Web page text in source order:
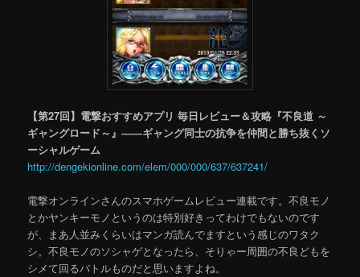
【第27回】電撃おすすめアプリ 毎日レビュー＆攻略『不良道 ～
ギャングロード～』――ギャング同士の抗争を仲間と勝ち抜くソ
ーシャルゲーム
http://dengekionline.com/elem/000/000/637/637241/
電撃オンラインさんのスマホゲームレビュー連載です。不良モノ
とかヤンキーモノというのは特別好きってわけでもないのです
が、まあ人並みくらいはマンガ読んでますという感じのワタク
シ。不良モノのソシャゲとなったら、そりゃー周囲の不良どもを
シメて回るバトルものだと思いますよね。